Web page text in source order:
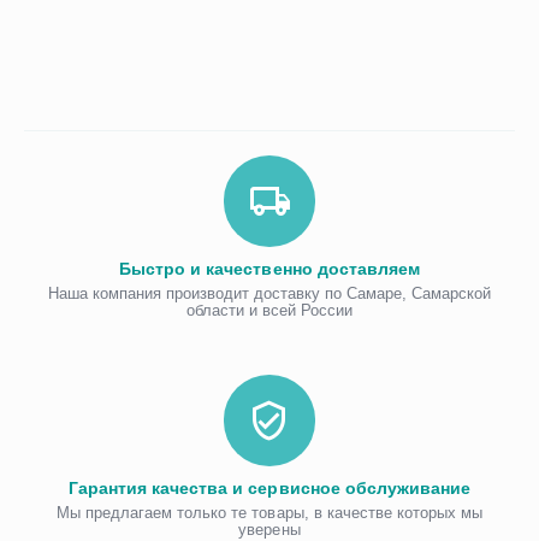
Быстро и качественно доставляем
Наша компания производит доставку по Самаре, Самарской
области и всей России
Гарантия качества и сервисное обслуживание
Мы предлагаем только те товары, в качестве которых мы
уверены